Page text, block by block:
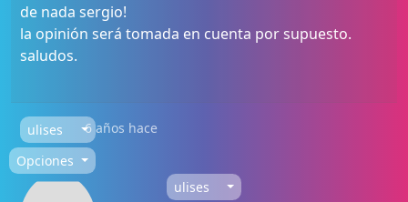
de nada sergio!
la opinión será tomada en cuenta por supuesto.
saludos.
ulises
6 años hace
Opciones
ulises